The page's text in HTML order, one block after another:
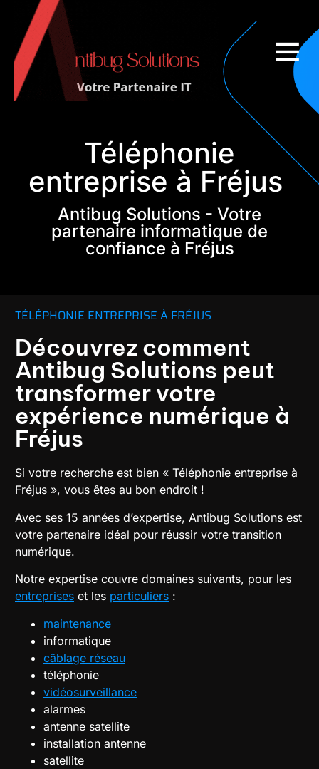
Téléphonie
entreprise à Fréjus
Antibug Solutions - Votre
partenaire informatique de
confiance à Fréjus
TÉLÉPHONIE ENTREPRISE À FRÉJUS
Découvrez comment
Antibug Solutions peut
transformer votre
expérience numérique à
Fréjus
Si votre recherche est bien « Téléphonie entreprise à
Fréjus », vous êtes au bon endroit !
Avec ses 15 années d’expertise, Antibug Solutions est
votre partenaire idéal pour réussir votre transition
numérique.
Notre expertise couvre domaines suivants, pour les
entreprises et les particuliers :
maintenance
informatique
câblage réseau
téléphonie
vidéosurveillance
alarmes
antenne satellite
installation antenne
satellite